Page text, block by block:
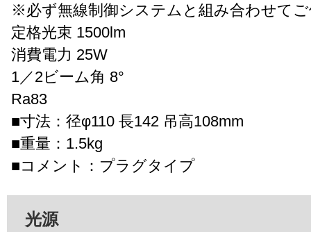
※必ず無線制御システムと組み合わせて
定格光束 1500lm
消費電力 25W
1／2ビーム角 8°
Ra83
■寸法：径φ110 長142 吊高108mm
■重量：1.5kg
■コメント：プラグタイプ
光源